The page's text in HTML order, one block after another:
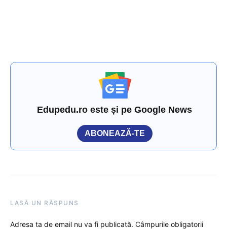
Edupedu.ro este și pe Google News
ABONEAZĂ-TE
LASĂ UN RĂSPUNS
Adresa ta de email nu va fi publicată. Câmpurile obligatorii